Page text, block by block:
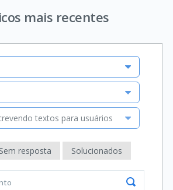
mais recentes
textos para usuários
Sem resposta Solucionados